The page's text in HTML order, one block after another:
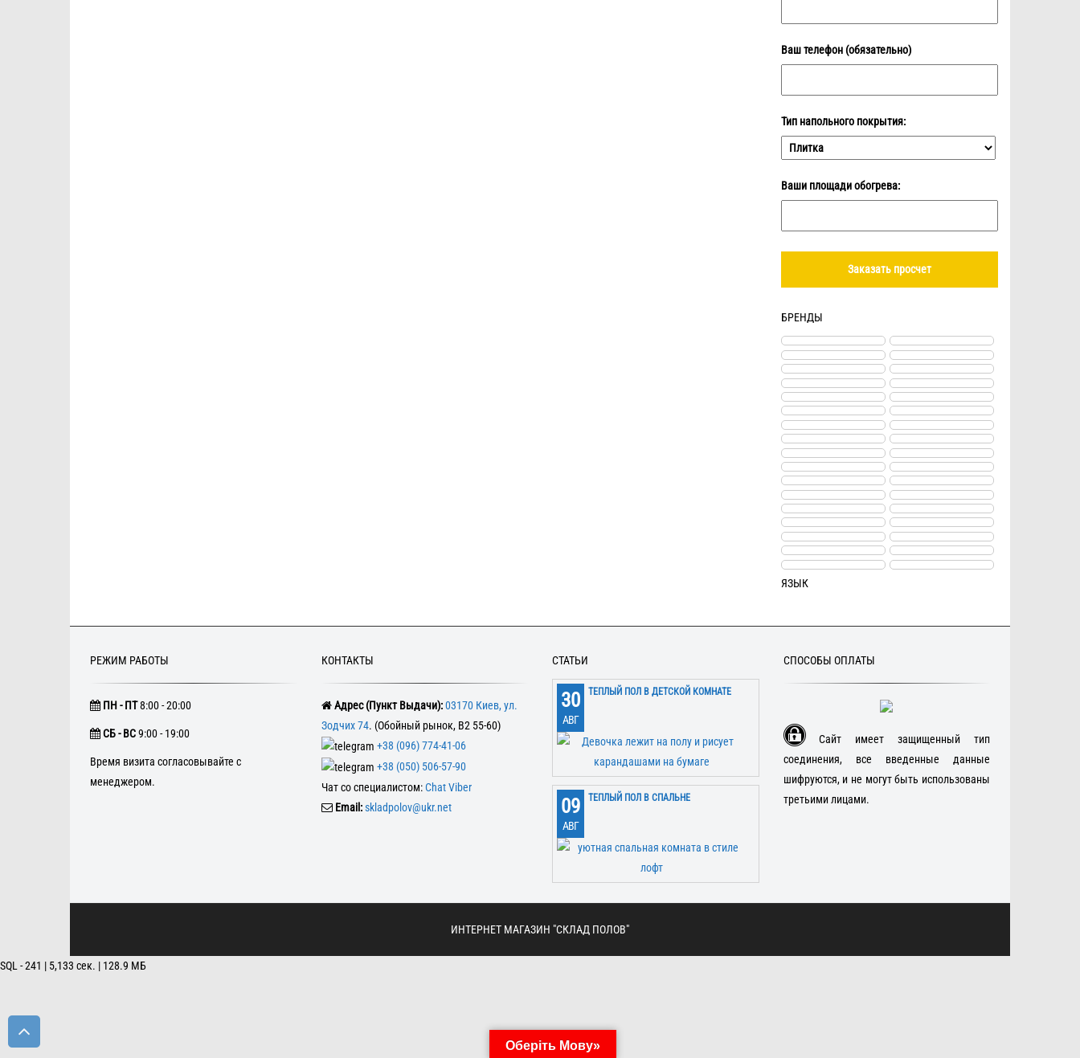
Ваш телефон (обязательно)
Тип напольного покрытия:
Ваши площади обогрева:
БРЕНДЫ
ЯЗЫК
РЕЖИМ РАБОТЫ
ПН - ПТ8:00 - 20:00
CБ - ВС9:00 - 19:00
Время визита согласовывайте с
менеджером.
КОНТАКТЫ
Адрес (Пункт Выдачи): 03170 Киев, ул.
Зодчих 74. (Обойный рынок, В2 55-60)
+38 (096) 774-41-06
+38 (050) 506-57-90
Чат со специалистом:Chat Viber
Email: skladpolov@ukr.net
СТАТЬИ
30
АВГ
ТЕПЛЫЙ ПОЛ В ДЕТСКОЙ КОМНАТЕ
09
АВГ
ТЕПЛЫЙ ПОЛ В СПАЛЬНЕ
СПОСОБЫ ОПЛАТЫ
Сайт имеет защищенный тип
соединения, все введенные данные
шифруются, и не могут быть использованы
третьими лицами.
ИНТЕРНЕТ МАГАЗИН "СКЛАД ПОЛОВ"
Оберіть Мову»
SQL - 241 | 5,133 сек. | 128.9 МБ